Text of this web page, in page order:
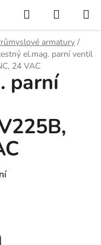
Hledat
KOŠÍK
armatury /
el.mag. parní ventil
24 VAC
parní